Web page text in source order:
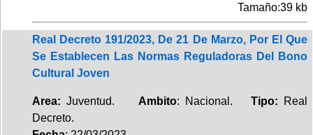
Tamaño:39 kb
Real Decreto 191/2023, De 21 De Marzo, Por El Que
Se Establecen Las Normas Reguladoras Del Bono
Cultural Joven
Area: Juventud. Ambito: Nacional. Tipo:
Real
Decreto.